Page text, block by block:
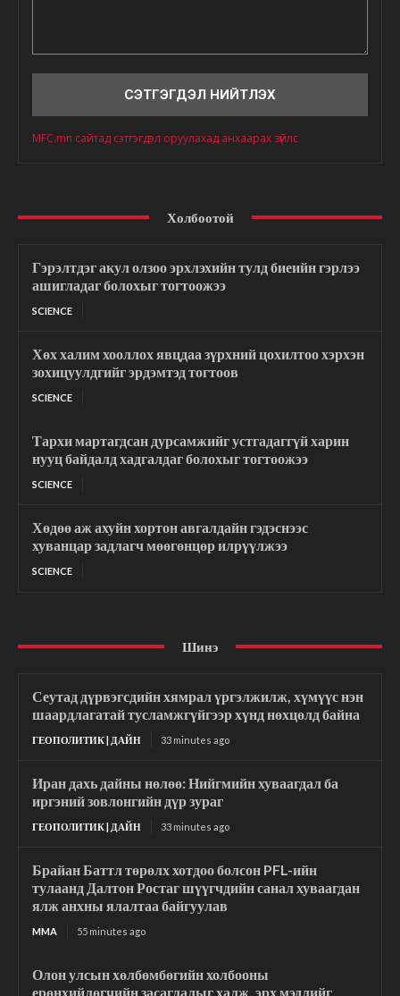
MFC.mn сайтад сэтгэгдэл оруулахад анхаарах зүйлс
Холбоотой
Гэрэлтдэг акул олзоо эрхлэхийн тулд биеийн гэрлээ
ашигладаг болохыг тогтоожээ
SCIENCE
Хөх халим хооллох явцдаа зүрхний цохилтоо хэрхэн
зохицуулдгийг эрдэмтэд тогтоов
SCIENCE
Тархи мартагдсан дурсамжийг устгадаггүй харин
нууц байдалд хадгалдаг болохыг тогтоожээ
SCIENCE
Хөдөө аж ахуйн хортон авгалдайн гэдэснээс
хуванцар задлагч мөөгөнцөр илрүүлжээ
SCIENCE
Шинэ
Сеутад дүрвэгсдийн хямрал үргэлжилж, хүмүүс нэн
шаардлагатай тусламжгүйгээр хүнд нөхцөлд байна
ГЕОПОЛИТИК | ДАЙН 33 minutes ago
Иран дахь дайны нөлөө: Нийгмийн хуваагдал ба
иргэний зовлонгийн дүр зураг
ГЕОПОЛИТИК | ДАЙН 33 minutes ago
Брайан Баттл төрөлх хотдоо болсон PFL-ийн
тулаанд Далтон Ростаг шүүгчдийн санал хуваагдан
ялж анхны ялалтаа байгуулав
MMA 55 minutes ago
Олон улсын хөлбөмбөгийн холбооны
ерөнхийлөгчийн засаглалыг халж, эрх мэдлийг